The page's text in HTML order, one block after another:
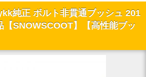
純正 ボルト非貫通ブッシュ 201
【SNOWSCOOT】【高性能ブッ